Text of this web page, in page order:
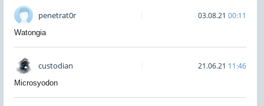
penetrat0r 03.08.21 00:11
Watongia
custodian 21.06.21 11:46
Microsyodon